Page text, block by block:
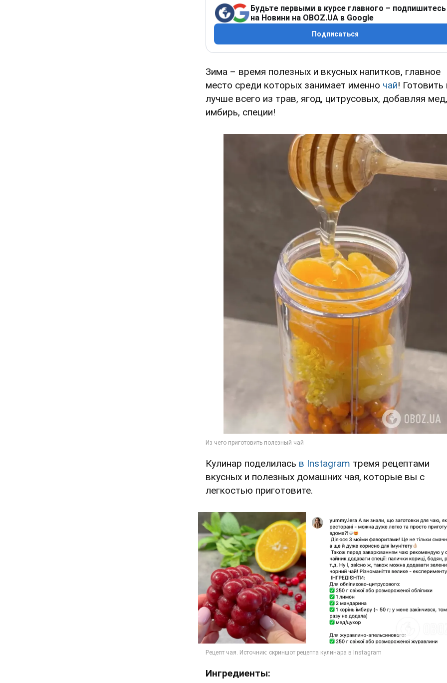
Будьте первыми в курсе главного – подпишитесь
на Новини на OBOZ.UA в Google
Подписаться
Зима – время полезных и вкусных напитков, главное
место среди которых занимает именно чай! Готовить
лучше всего из трав, ягод, цитрусовых, добавляя мед,
имбирь, специи!
Кулинар поделилась в Instagram тремя рецептами
вкусных и полезных домашних чая, которые вы с
легкостью приготовите.
Ингредиенты: